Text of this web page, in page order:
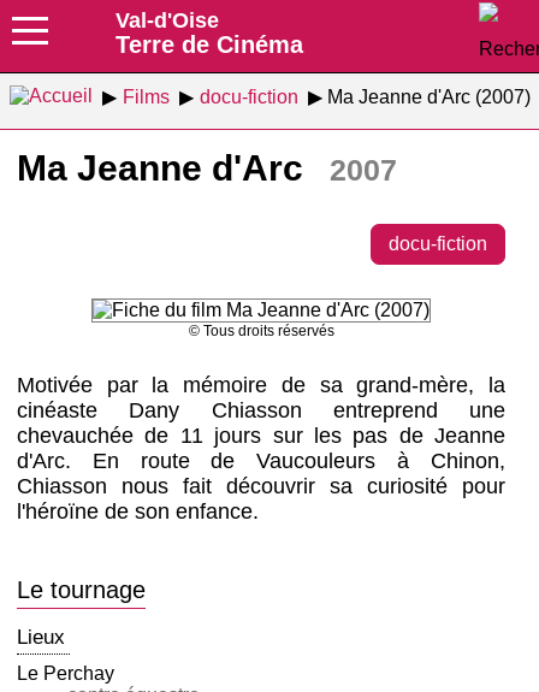
Val-d'Oise
Terre de Cinéma
Films docu-fiction Ma Jeanne d'Arc (2007)
Ma Jeanne d'Arc 2007
docu-fiction
© Tous droits réservés
Motivée par la mémoire de sa grand-mère, la
cinéaste Dany Chiasson entreprend une
chevauchée de 11 jours sur les pas de Jeanne
d'Arc. En route de Vaucouleurs à Chinon,
Chiasson nous fait découvrir sa curiosité pour
l'héroïne de son enfance.
Le tournage
Lieux
Le Perchay